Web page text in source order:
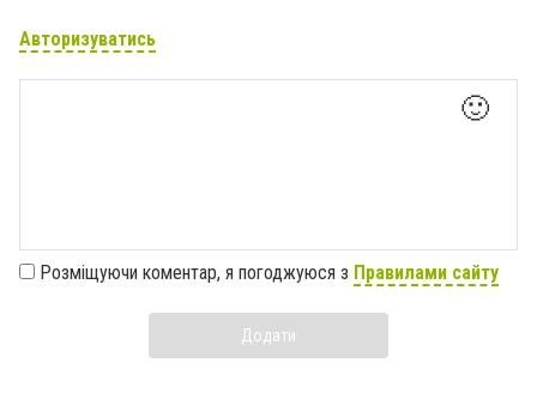
Авторизуватись
🙂
Розміщуючи коментар, я погоджуюся з Правилами сайту
Додати